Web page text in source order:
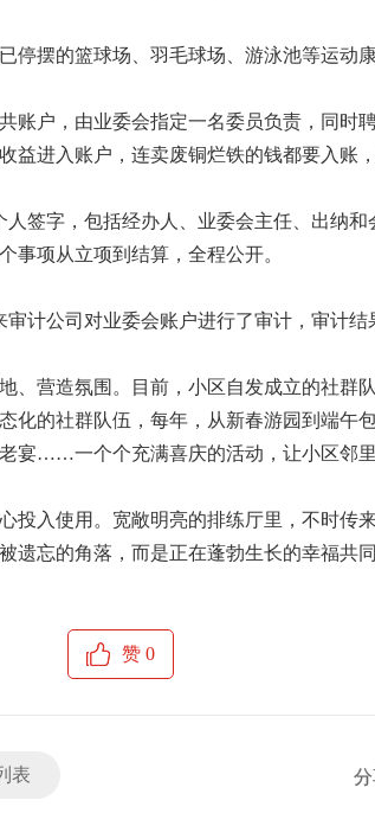
停摆的篮球场、羽毛球场、游泳池等运动
账户，由业委会指定一名委员负责，同时
益进入账户，连卖废铜烂铁的钱都要入账
签字，包括经办人、业委会主任、出纳和
事项从立项到结算，全程公开。
计公司对业委会账户进行了审计，审计结
、营造氛围。目前，小区自发成立的社群
化的社群队伍，每年，从新春游园到端午
宴……一个个充满喜庆的活动，让小区邻里
投入使用。宽敞明亮的排练厅里，不时传
遗忘的角落，而是正在蓬勃生长的幸福共
赞0
表 分